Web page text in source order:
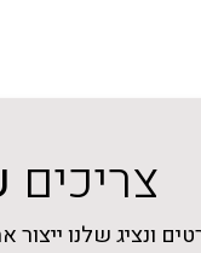
צריכים
ונציג שלנו